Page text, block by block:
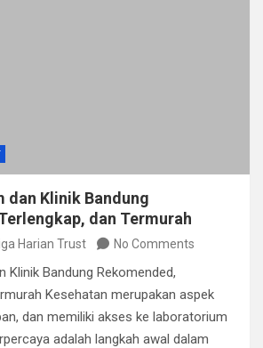
dan Klinik Bandung
dan Termurah
Harian Trust No Comments
Klinik Bandung Rekomended,
Kesehatan merupakan aspek
dan memiliki akses ke laboratorium
adalah langkah awal dalam